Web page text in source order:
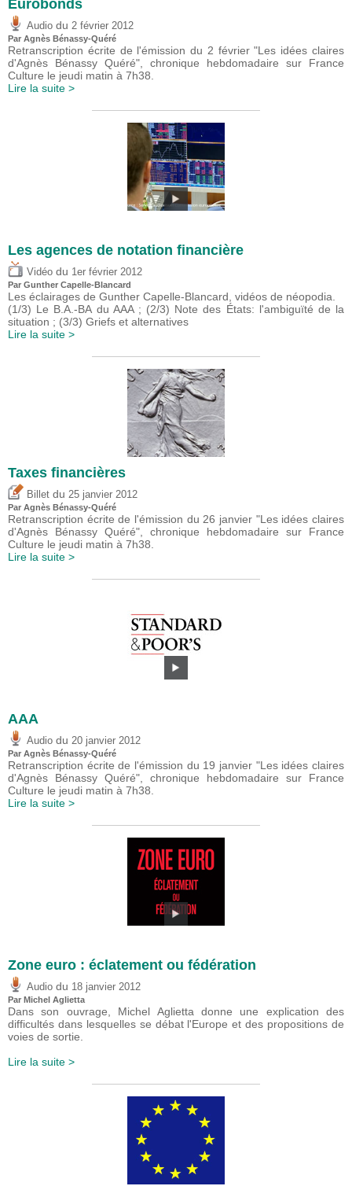
Eurobonds
Audio du 2 février 2012
Par Agnès Bénassy-Quéré
Retranscription écrite de l'émission du 2 février "Les idées claires
d'Agnès Bénassy Quéré", chronique hebdomadaire sur France
Culture le jeudi matin à 7h38.
Lire la suite >
Les agences de notation financière
Vidéo du 1er février 2012
Par Gunther Capelle-Blancard
Les éclairages de Gunther Capelle-Blancard, vidéos de néopodia.
(1/3) Le B.A.-BA du AAA ; (2/3) Note des États: l'ambiguïté de la
situation ; (3/3) Griefs et alternatives
Lire la suite >
Taxes financières
Billet du 25 janvier 2012
Par Agnès Bénassy-Quéré
Retranscription écrite de l'émission du 26 janvier "Les idées claires
d'Agnès Bénassy Quéré", chronique hebdomadaire sur France
Culture le jeudi matin à 7h38.
Lire la suite >
AAA
Audio du 20 janvier 2012
Par Agnès Bénassy-Quéré
Retranscription écrite de l'émission du 19 janvier "Les idées claires
d'Agnès Bénassy Quéré", chronique hebdomadaire sur France
Culture le jeudi matin à 7h38.
Lire la suite >
Zone euro : éclatement ou fédération
Audio du 18 janvier 2012
Par Michel Aglietta
Dans son ouvrage, Michel Aglietta donne une explication des
difficultés dans lesquelles se débat l'Europe et des propositions de
voies de sortie.
Lire la suite >